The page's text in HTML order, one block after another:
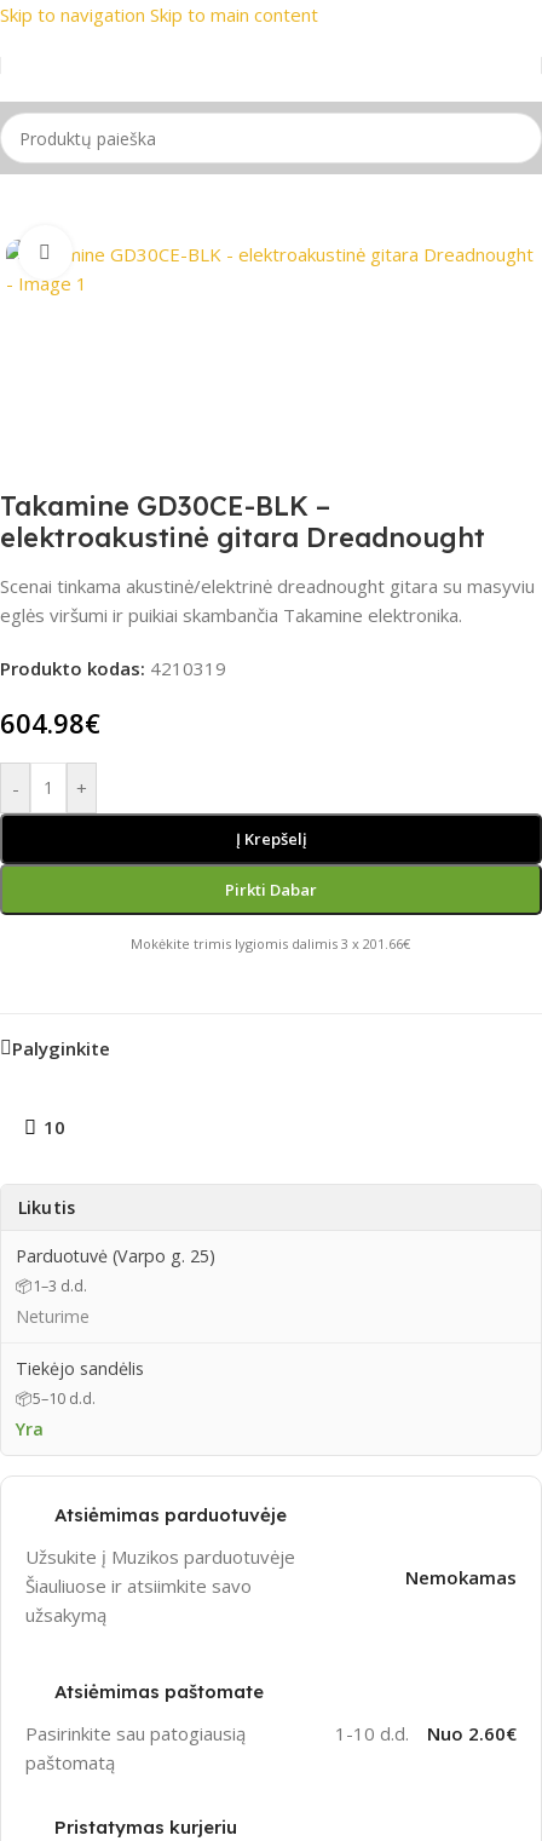
Skip to navigation Skip to main content
📦 Nemokamas pristatymas
Pradžia/Gitaros
Spustelėkite, jei norite padidinti
Takamine GD30CE-BLK –
elektroakustinė gitara Dreadnought
Scenai tinkama akustinė/elektrinė dreadnought gitara su masyviu
eglės viršumi ir puikiai skambančia Takamine elektronika.
Produkto kodas: 4210319
604.98€
- +
Į Krepšelį
Pirkti Dabar
Mokėkite trimis lygiomis dalimis 3 x 201.66€
Palyginkite
10
Likutis
Parduotuvė (Varpo g. 25)
📦1–3 d.d.
Neturime
Tiekėjo sandėlis
📦5–10 d.d.
Yra
Atsiėmimas parduotuvėje
Užsukite į Muzikos parduotuvėje
Šiauliuose ir atsiimkite savo
užsakymą
Nemokamas
Atsiėmimas paštomate
Pasirinkite sau patogiausią
paštomatą
1-10 d.d. Nuo 2.60€
Pristatymas kurjeriu